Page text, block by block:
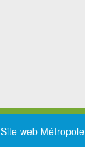
Site web Métropole